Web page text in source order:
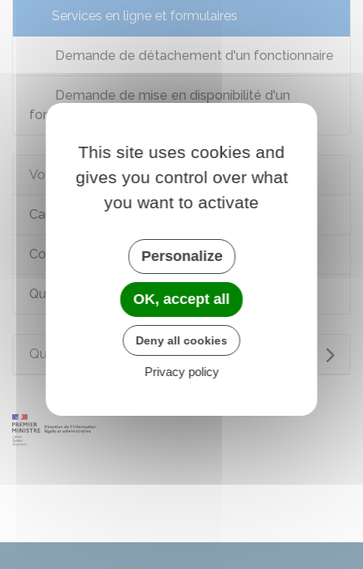
Services en ligne et formulaires
Demande de détachement d'un fonctionnaire
Demande de mise en disponibilité d'un
fonctionnaire
Voir aussi
Carrière dans la fonction publique
Conditions de travail dans la fonction publique
Quitter la fonction publique
Questions ? Réponses !
This site uses cookies and
gives you control over what
you want to activate
Personalize
OK, accept all
Deny all cookies
Privacy policy